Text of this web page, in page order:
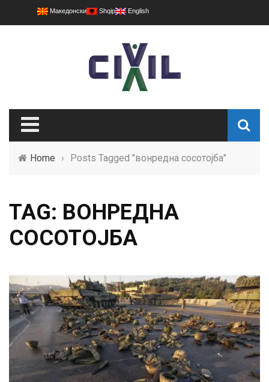
Македонски Shqip English
Home › Posts Tagged "вонредна сосотојба"
TAG: ВОНРЕДНА
СОСОТОЈБА